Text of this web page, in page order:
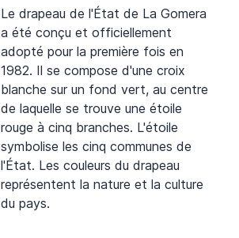
Le drapeau de l'État de La Gomera
a été conçu et officiellement
adopté pour la première fois en
1982. Il se compose d'une croix
blanche sur un fond vert, au centre
de laquelle se trouve une étoile
rouge à cinq branches. L'étoile
symbolise les cinq communes de
l'État. Les couleurs du drapeau
représentent la nature et la culture
du pays.